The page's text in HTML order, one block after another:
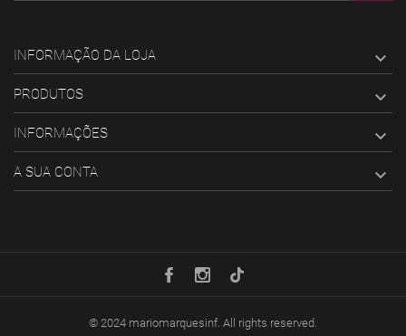
INFORMAÇÃO DA LOJA 
PRODUTOS 
INFORMAÇÕES 
A SUA CONTA 
© 2024 mariomarquesinf. All rights reserved.